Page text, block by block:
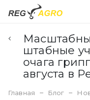
штабные
очага
августа в
Главная Блог